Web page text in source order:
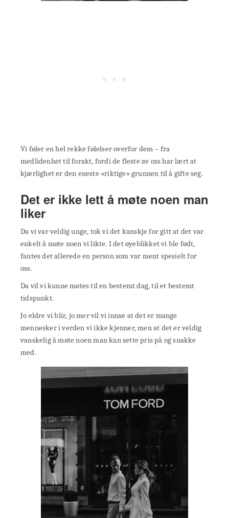
Vi føler en hel rekke følelser overfor dem – fra
medlidenhet til forakt, fordi de fleste av oss har lært at
kjærlighet er den eneste «riktige» grunnen til å gifte seg.
Det er ikke lett å møte noen man
liker
Da vi var veldig unge, tok vi det kanskje for gitt at det var
enkelt å møte noen vi likte. I det øyeblikket vi ble født,
fantes det allerede en person som var ment spesielt for
oss.
Da vil vi kunne møtes til en bestemt dag, til et bestemt
tidspunkt.
Jo eldre vi blir, jo mer vil vi innse at det er mange
mennesker i verden vi ikke kjenner, men at det er veldig
vanskelig å møte noen man kan sette pris på og snakke
med.